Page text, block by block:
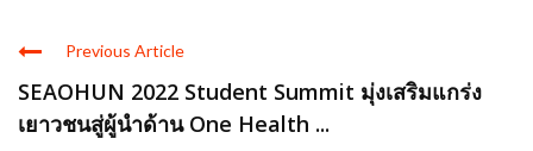
Previous Article
SEAOHUN 2022 Student Summit มุ่งเสริมแกร่ง
เยาวชนสู่ผู้นำด้าน One Health ...